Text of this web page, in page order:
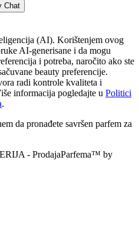
(AI). Korištenjem ovog
AI-generisane i da mogu
i potreba, naročito ako ste
beauty preferencije.
radi kontrole kvaliteta i
informacija pogledajte u Politici
.
da pronađete savršen parfem za
- ProdajaParfema™ by